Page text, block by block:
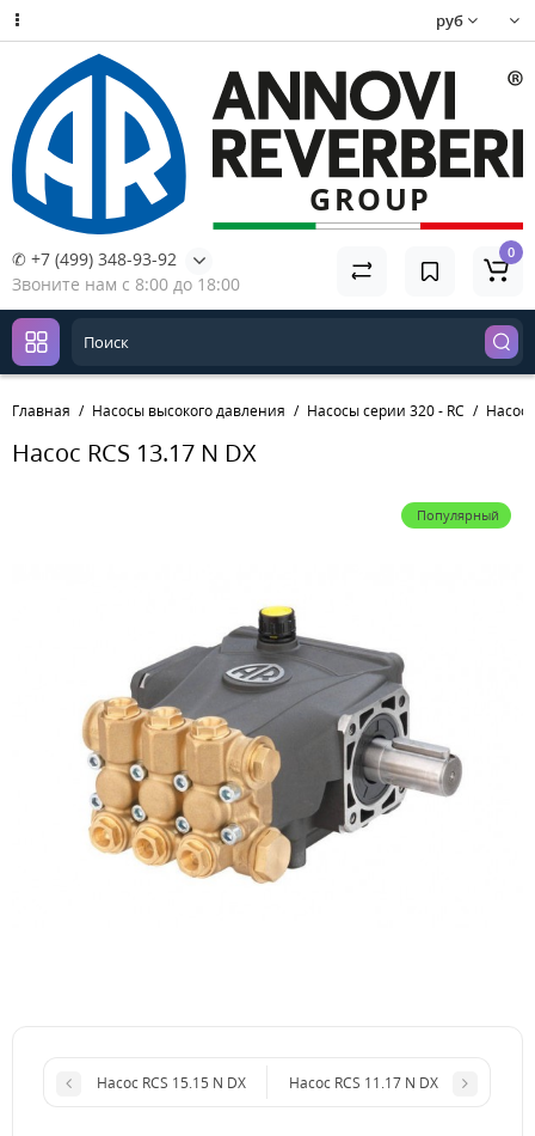
руб
✆ +7 (499) 348-93-92
Звоните нам с 8:00 до 18:00
0
Главная Насосы высокого давления Насосы серии 320 - RC Насос
Насос RCS 13.17 N DX
Популярный
Насос RCS 15.15 N DX Насос RCS 11.17 N DX